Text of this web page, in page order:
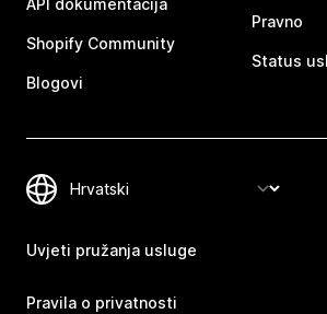
API dokumentacija
Shopify Community
Blogovi
Pravno
Status
Uvjeti pružanja usluge
Pravila o privatnosti